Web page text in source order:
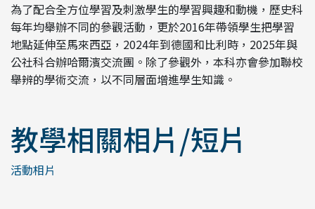
為了配合全方位學習及刺激學生的學習興趣和動機，歷史科
每年均舉辦不同的參觀活動，更於2016年帶領學生把學習
地點延伸至馬來西亞，2024年到德國和比利時，2025年與
公社科合辦哈爾濱交流團。除了參觀外，本科亦會參加聯校
舉辨的學術交流，以不同層面增進學生知識。
教學相關相片/短片
活動相片